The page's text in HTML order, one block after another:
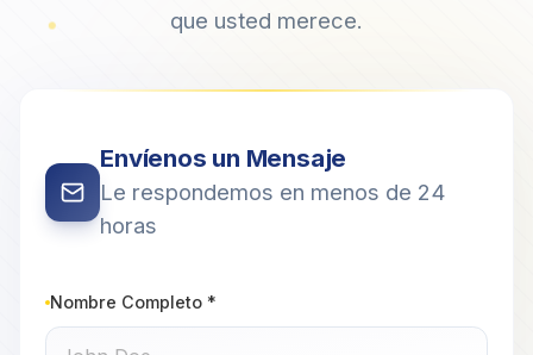
que usted merece.
Envíenos un Mensaje
Le respondemos en menos de 24
horas
Nombre Completo *